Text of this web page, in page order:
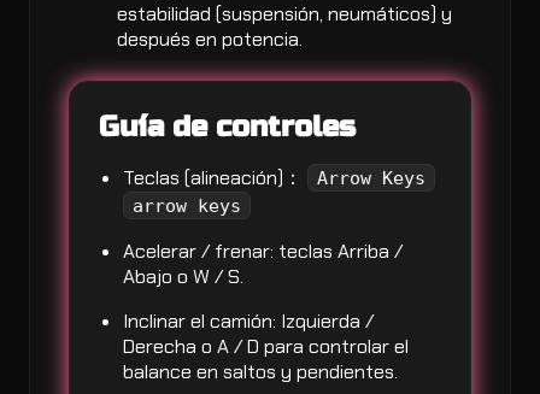
estabilidad (suspensión, neumáticos) y
después en potencia.
Guía de controles
Teclas (alineación)：
Arrow Keys
arrow keys
Acelerar / frenar: teclas Arriba /
Abajo o W / S.
Inclinar el camión: Izquierda /
Derecha o A / D para controlar el
balance en saltos y pendientes.